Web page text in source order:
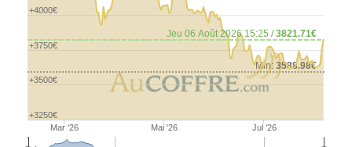
Min: 3588.98€
Jeu 06 Août 2026 15:25 /3821.71€
Mar '26 Mai '26 Jul '26
+3250€
+3500€
+3750€
+4000€